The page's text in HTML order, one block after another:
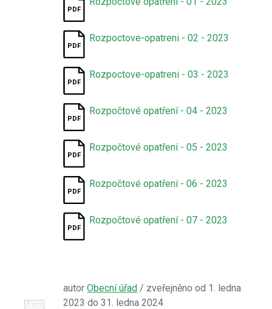
Rozpoctove-opatreni - 02 - 2023
Rozpoctove-opatreni - 03 - 2023
Rozpočtové opatření - 04 - 2023
Rozpočtové opatření - 05 - 2023
Rozpočtové opatření - 06 - 2023
Rozpočtové opatření - 07 - 2023
autorObecní úřad / zveřejněno od 1. ledna
2023 do 31. ledna 2024